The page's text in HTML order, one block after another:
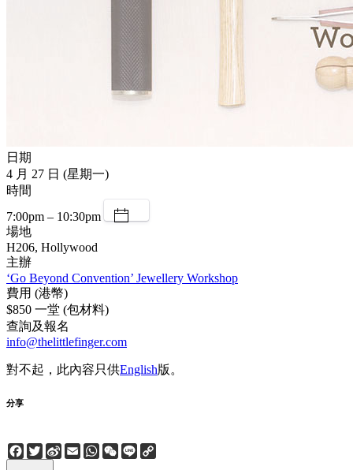
日期
4 月 27 日 (星期一)
時間
7:00pm – 10:30pm
場地
H206, Hollywood
主辦
‘Go Beyond Convention’ Jewellery Workshop
費用 (港幣)
$850 一堂 (包材料)
查詢及報名
info@thelittlefinger.com
對不起，此內容只供English版。
分享
Facebook
Twitter
Sina
Weibo
EmailWhatsApp
WeChat
Line